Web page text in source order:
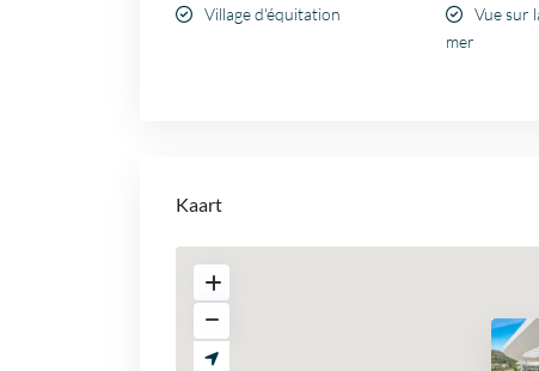
Village d'équitation
Vue sur
mer
Kaart